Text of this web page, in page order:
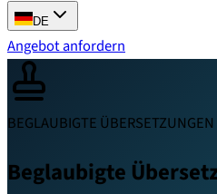
DE
Angebot anfordern
BEGLAUBIGTE ÜBERSETZUNGEN
Beglaubigte